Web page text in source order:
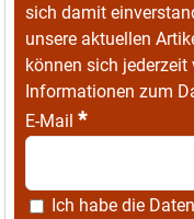
sich damit
unsere aktuellen
können sich
Informationen zum
E-Mail *
Ich habe die